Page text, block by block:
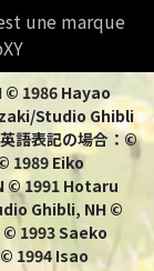
une marque
1986 Hayao
Studio Ghibli
語表記の場合：©
1989 Eiko
© 1991 Hotaru
Ghibli, NH ©
1993 Saeko
1994 Isao